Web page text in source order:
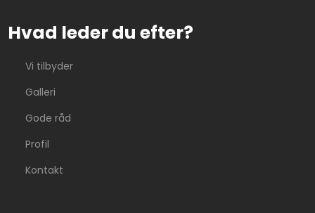
Hvad leder du efter?
Vi tilbyder
Galleri
Gode råd
Profil
Kontakt